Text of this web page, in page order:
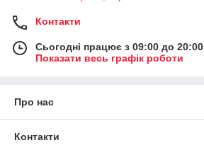
Контакти
Сьогодні працює з 09:00 до 20:00
Показати весь графік роботи
Про нас
Контакти